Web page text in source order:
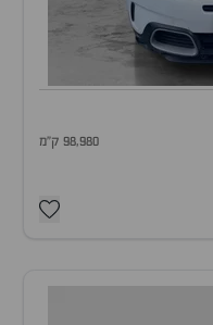
98,980 ק"מ